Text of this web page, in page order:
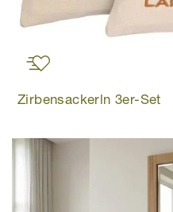
Zirbensackerln 3er-Set